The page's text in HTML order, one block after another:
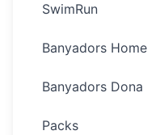
SwimRun
Banyadors Home
Banyadors Dona
Packs